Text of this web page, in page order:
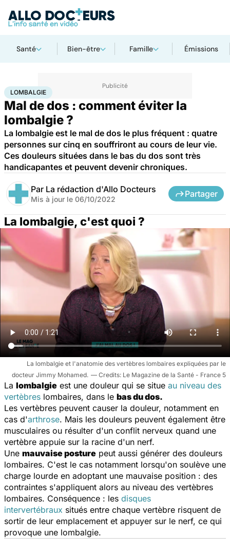
Santé Bien-être Famille Émissions
AccueilSanté Maladies Lombalgie
LOMBALGIE
Mal de dos : comment éviter la
lombalgie ?
La lombalgie est le mal de dos le plus fréquent : quatre
personnes sur cinq en souffriront au cours de leur vie.
Ces douleurs situées dans le bas du dos sont très
handicapantes et peuvent devenir chroniques.
Par La rédaction d'Allo Docteurs
Mis à jour le 06/10/2022
Partager
La lombalgie, c'est quoi ?
La lombalgie et l'anatomie des vertèbres lombaires expliquées par le
docteur Jimmy Mohamed.
Le Magazine de la Santé - France 5
La lombalgie est une douleur qui se situe au niveau des
vertèbres lombaires, dans le bas du dos.
Les vertèbres peuvent causer la douleur, notamment en
cas d'arthrose. Mais les douleurs peuvent également être
musculaires ou résulter d'un conflit nerveux quand une
vertèbre appuie sur la racine d'un nerf.
Une mauvaise posture peut aussi générer des douleurs
lombaires. C'est le cas notamment lorsqu'on soulève une
charge lourde en adoptant une mauvaise position : des
contraintes s'appliquent alors au niveau des vertèbres
lombaires. Conséquence : les disques
intervertébraux situés entre chaque vertèbre risquent de
sortir de leur emplacement et appuyer sur le nerf, ce qui
provoque une lombalgie.